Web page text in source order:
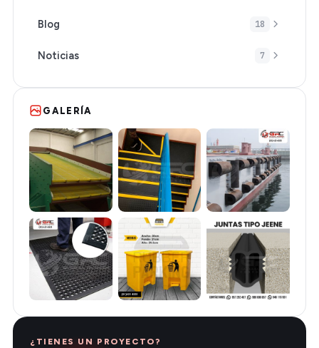
Blog 18
Noticias 7
GALERÍA
¿TIENES UN PROYECTO?